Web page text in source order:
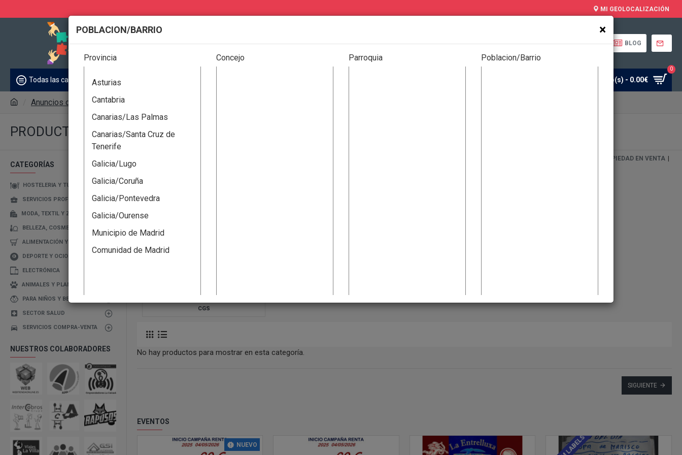
MI GEOLOCALIZACIÓN
Todas MANUAL DEL USO BLOG
0 artículo(s) - 0.00€
0
Anuncios clasificados Productos
PRODUCTOS
CATEGORÍAS
HOSTELERIA Y TURISMO
SERVICIOS PROFESIONALES
MODA, TEXTIL Y ZAPATOS
BELLEZA, COSMETICA
ALIMENTACIÓN Y BEBIDAS
DEPORTE Y OCIO
ELECTRÓNICA
ANIMALES Y PLANTAS
PARA NIÑOS Y BEBÉS
SECTOR SALUD
SERVICIOS COMPRA-VENTA
NUESTROS COLABORADORES
PROPIEDAD EN VENTA
CGS
No hay productos para mostrar en esta categoría.
SIGUIENTE
EVENTOS
NUEVO
×
POBLACION/BARRIO
Provincia
Asturias
Cantabria
Canarias/Las Palmas
Canarias/Santa Cruz de
Tenerife
Galicia/Lugo
Galicia/Coruña
Galicia/Pontevedra
Galicia/Ourense
Municipio de Madrid
Comunidad de Madrid
Concejo Parroquia Poblacion/Barrio